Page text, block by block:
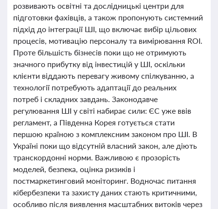
розвивають освітні та дослідницькі центри для
підготовки фахівців, а також пропонують системний
підхід до інтеграції ШІ, що включає вибір цільових
процесів, мотивацію персоналу та вимірювання ROI.
Проте більшість бізнесів поки що не отримують
значного прибутку від інвестицій у ШІ, оскільки
клієнти віддають перевагу живому спілкуванню, а
технології потребують адаптації до реальних
потреб і складних завдань. Законодавче
регулювання ШІ у світі набирає сили: ЄС уже ввів
регламент, а Південна Корея готується стати
першою країною з комплексним законом про ШІ. В
Україні поки що відсутній власний закон, але діють
транскордонні норми. Важливою є прозорість
моделей, безпека, оцінка ризиків і
постмаркетинговий моніторинг. Водночас питання
кібербезпеки та захисту даних стають критичними,
особливо після виявлення масштабних витоків через